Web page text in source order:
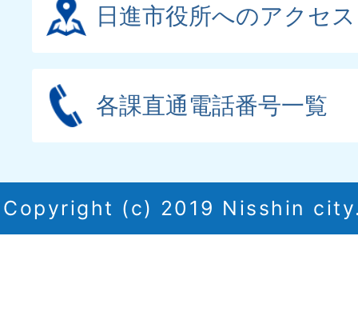
日進市役所へのアクセス
各課直通電話番号一覧
Copyright (c) 2019 Nisshin